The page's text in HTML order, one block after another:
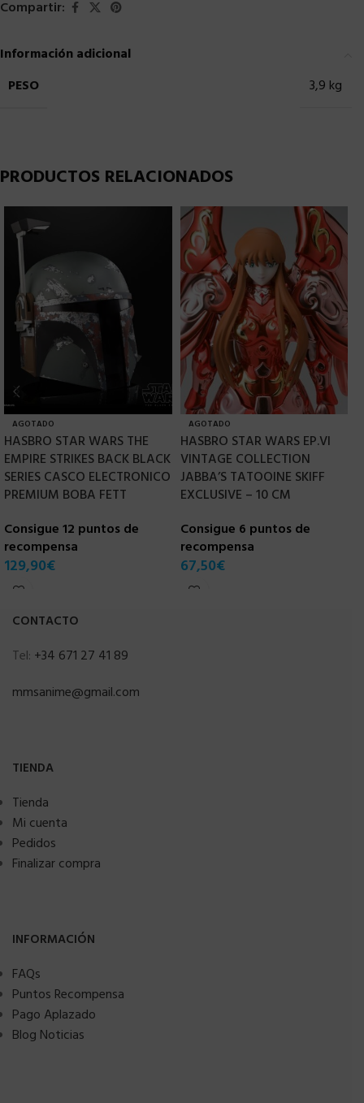
Compartir:
Información adicional
PESO
3,9 kg
PRODUCTOS RELACIONADOS
AGOTADO
HASBRO STAR WARS THE
EMPIRE STRIKES BACK BLACK
SERIES CASCO ELECTRONICO
PREMIUM BOBA FETT
Consigue 12 puntos de
recompensa
129,90€
AGOTADO
HASBRO STAR WARS EP.VI
VINTAGE COLLECTION
JABBA’S TATOOINE SKIFF
EXCLUSIVE – 10 CM
Consigue 6 puntos de
recompensa
67,50€
CONTACTO
Tel: +34 671 27 41 89
mmsanime@gmail.com
TIENDA
Tienda
Mi cuenta
Pedidos
Finalizar compra
INFORMACIÓN
FAQs
Puntos Recompensa
Pago Aplazado
Blog Noticias